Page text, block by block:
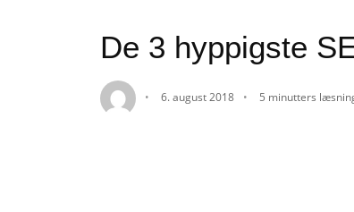
De 3 hyppigste
6. august 2018 5 minutters